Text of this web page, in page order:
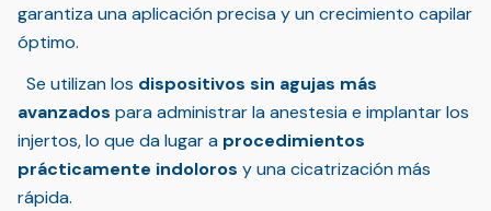
garantiza una aplicación precisa y un crecimiento capilar
óptimo.
Se utilizan los dispositivos sin agujas más
avanzados para administrar la anestesia e implantar los
injertos, lo que da lugar a procedimientos
prácticamente indoloros y una cicatrización más
rápida.